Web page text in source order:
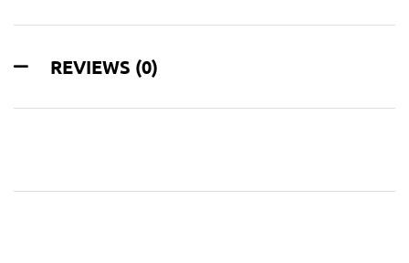
REVIEWS (0)